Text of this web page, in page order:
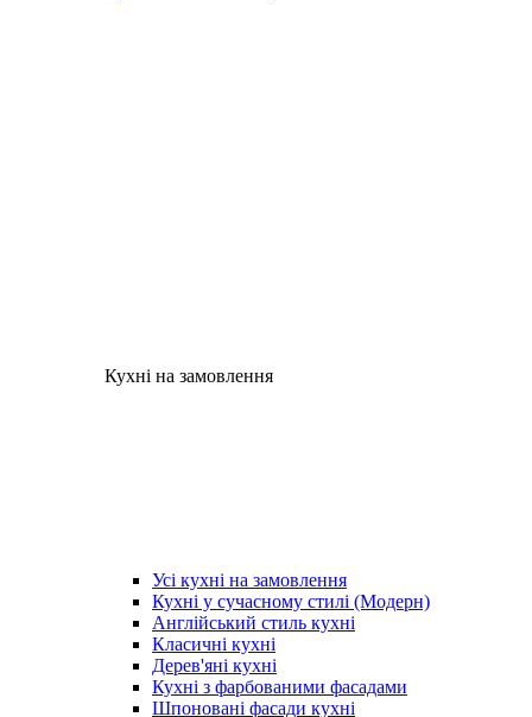
Кухні на замовлення
Усі кухні на замовлення
Кухні у сучасному стилі (Модерн)
Англійський стиль кухні
Класичні кухні
Дерев'яні кухні
Кухні з фарбованими фасадами
Шпоновані фасади кухні